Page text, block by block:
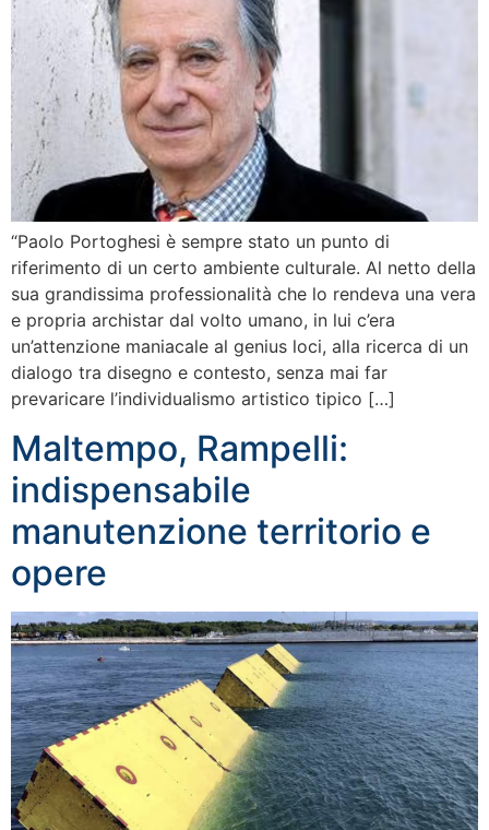
“Paolo Portoghesi è sempre stato un punto di
riferimento di un certo ambiente culturale. Al netto della
sua grandissima professionalità che lo rendeva una vera
e propria archistar dal volto umano, in lui c’era
un’attenzione maniacale al genius loci, alla ricerca di un
dialogo tra disegno e contesto, senza mai far
prevaricare l’individualismo artistico tipico […]
Maltempo, Rampelli:
indispensabile
manutenzione territorio e
opere